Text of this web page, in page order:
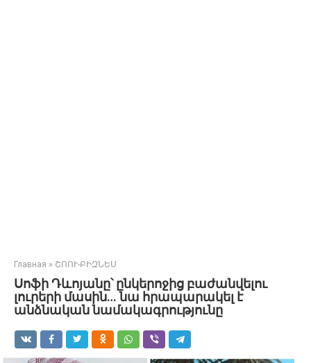
Главная » ՇՈՈՒ-ԲԻԶՆԵՍ
Սոֆի Դևոյանը՝ ընկերոջից բաժանվելու
լուրերի մասին… նա հրապարակել է
անձնական նամակագրությունը